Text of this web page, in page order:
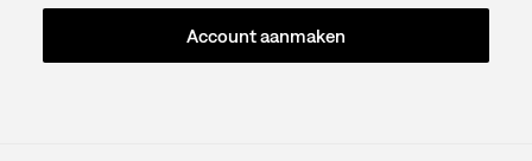
Account aanmaken